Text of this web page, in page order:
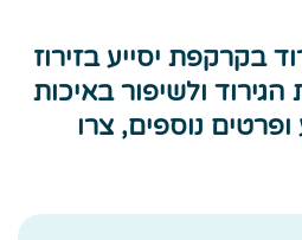
בקרקפת יסייע בזירוז
ולשיפור באיכות
נוספים, צרו